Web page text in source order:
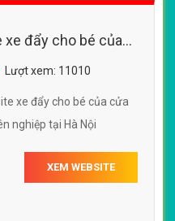
đẩy cho bé của
Lượt xem: 11010
xe đẩy cho bé của cửa
nghiệp tại Hà Nội
XEM WEBSITE